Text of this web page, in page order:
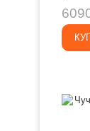
суше
для